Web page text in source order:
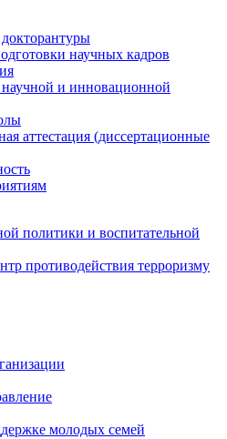
научных кадров
и инновационной
аттестация (диссертационные
политики и воспитательной
противодействия терроризму
молодых семей